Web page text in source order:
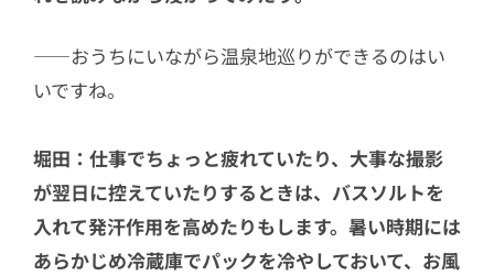
――おうちにいながら温泉地巡りができるのはい
いですね。
堀田：仕事でちょっと疲れていたり、大事な撮影
が翌日に控えていたりするときは、バスソルトを
入れて発汗作用を高めたりもします。暑い時期には
あらかじめ冷蔵庫でパックを冷やしておいて、お風